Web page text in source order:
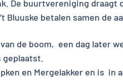
De buurtvereniging draagt
betalen samen de
de boom, een dag later
en Mergelakker en is in